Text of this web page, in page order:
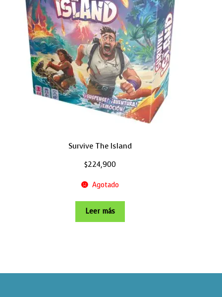
Survive The Island
$224,900
Agotado
Leer más